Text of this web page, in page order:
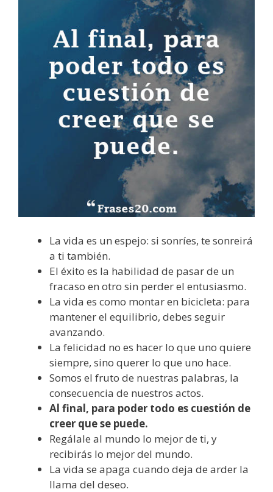
La vida es un espejo: si sonríes, te sonreirá
a ti también.
El éxito es la habilidad de pasar de un
fracaso en otro sin perder el entusiasmo.
La vida es como montar en bicicleta: para
mantener el equilibrio, debes seguir
avanzando.
La felicidad no es hacer lo que uno quiere
siempre, sino querer lo que uno hace.
Somos el fruto de nuestras palabras, la
consecuencia de nuestros actos.
Al final, para poder todo es cuestión de
creer que se puede.
Regálale al mundo lo mejor de ti, y
recibirás lo mejor del mundo.
La vida se apaga cuando deja de arder la
llama del deseo.